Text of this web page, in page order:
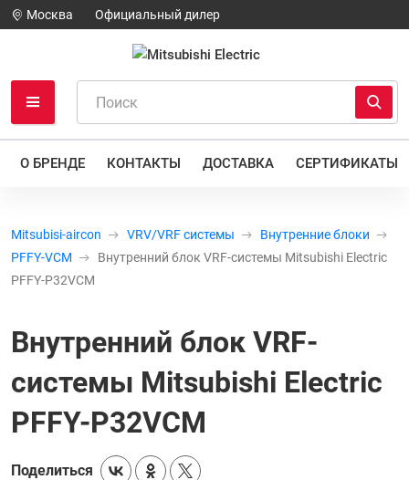
Москва Официальный дилер
О БРЕНДЕ КОНТАКТЫ ДОСТАВКА СЕРТИФИКАТЫ
Mitsubisi-aircon VRV/VRF системы
Внутренние блоки
PFFY-VCM
Внутренний блок VRF-системы Mitsubishi Electric
PFFY-P32VCM
Внутренний блок VRF-
системы Mitsubishi Electric
PFFY-P32VCM
Поделиться